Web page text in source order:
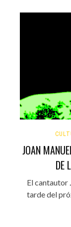
JOAN
DE
El cantautor
tarde del